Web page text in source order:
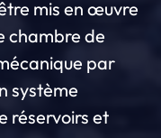
mis en œuvre
chambre de
par
système
réservoirs et